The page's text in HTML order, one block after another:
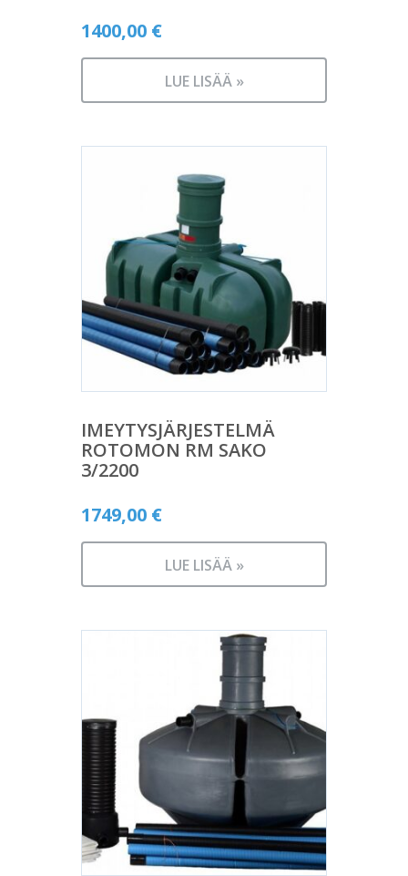
1400,00 €
LUE LISÄÄ »
IMEYTYSJÄRJESTELMÄ
ROTOMON RM SAKO
3/2200
1749,00 €
LUE LISÄÄ »